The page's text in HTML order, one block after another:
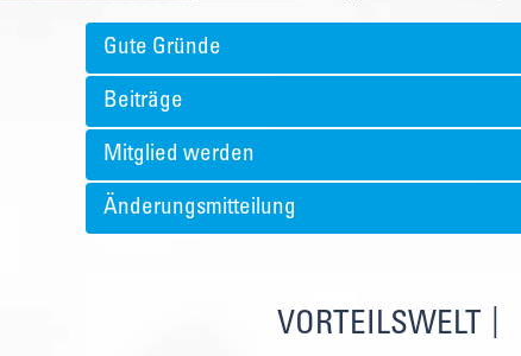
Gute Gründe
Beiträge
Mitglied werden
Änderungsmitteilung
VORTEILSWELT